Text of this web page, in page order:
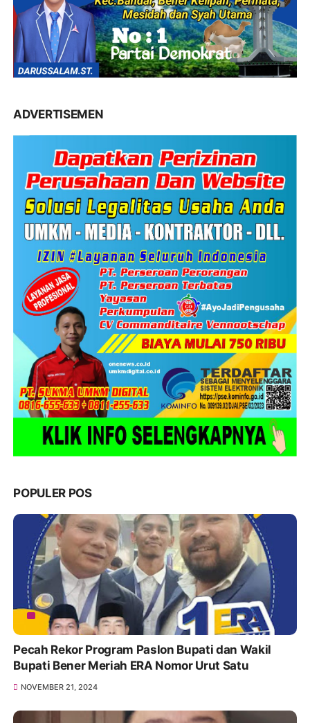
ADVERTISEMEN
POPULER POS
Pecah Rekor Program Paslon Bupati dan Wakil
Bupati Bener Meriah ERA Nomor Urut Satu
NOVEMBER 21, 2024